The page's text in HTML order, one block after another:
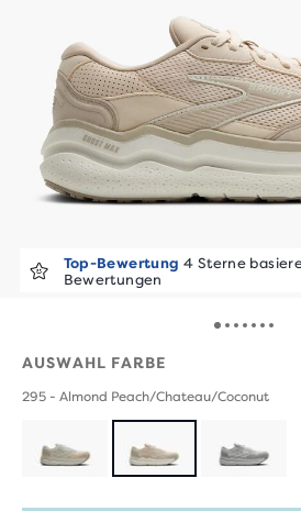
Top-Bewertung 4 Sterne
Bewertungen
AUSWAHL FARBE
295 - Almond Peach/Chateau/Coconut